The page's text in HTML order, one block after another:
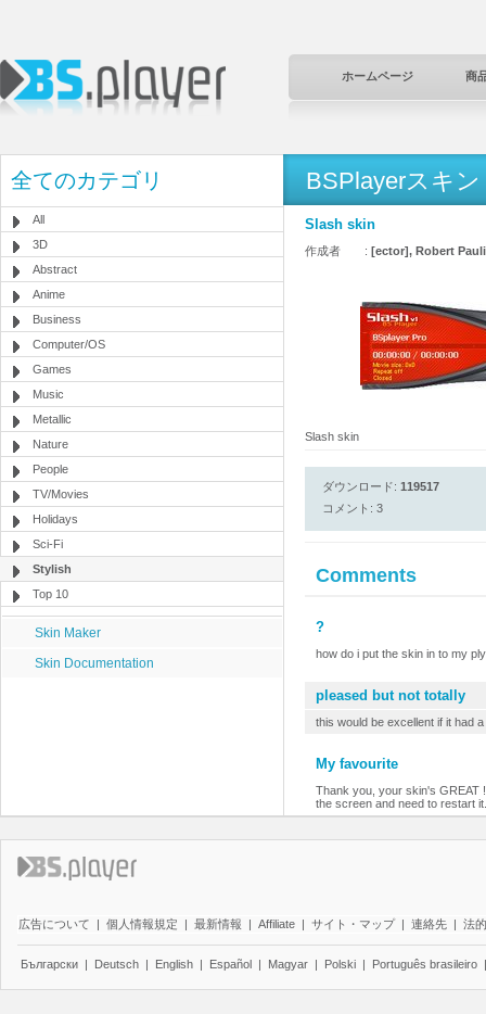
ホームページ 商
全てのカテゴリ
All
3D
Abstract
Anime
Business
Computer/OS
Games
Music
Metallic
Nature
People
TV/Movies
Holidays
Sci-Fi
Stylish
Top 10
Skin Maker
Skin Documentation
BSPlayerスキン
Slash skin
作成者 : [ector], Robert
Slash skin
ダウンロード: 119517
コメント: 3
Comments
?
how do i put the skin in to my
pleased but not totally
this would be excellent if it had
My favourite
Thank you, your skin's GREAT
the screen and need to restart it.
広告について | 個人情報規定 | 最新情報 | Affiliate | サイト・マップ | 連絡先 | 法
Български | Deutsch | English | Español | Magyar | Polski | Português brasileiro